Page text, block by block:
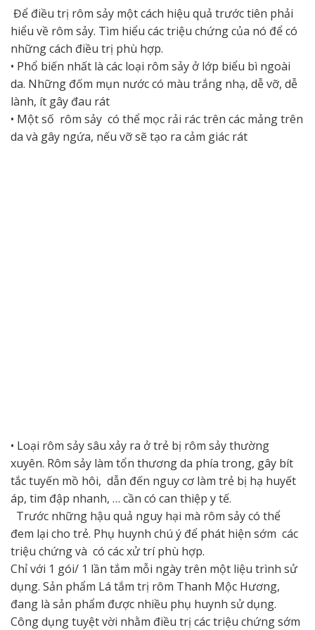
Để điều trị rôm sảy một cách hiệu quả trước tiên phải
hiểu về rôm sảy. Tìm hiểu các triệu chứng của nó để có
những cách điều trị phù hợp.
• Phổ biến nhất là các loại rôm sảy ở lớp biểu bì ngoài
da. Những đốm mụn nước có màu trắng nhạ, dễ vỡ, dễ
lành, ít gây đau rát
• Một số rôm sảy có thể mọc rải rác trên các mảng trên
da và gây ngứa, nếu vỡ sẽ tạo ra cảm giác rát
• Loại rôm sảy sâu xảy ra ở trẻ bị rôm sảy thường
xuyên. Rôm sảy làm tổn thương da phía trong, gây bít
tắc tuyến mồ hôi, dẫn đến nguy cơ làm trẻ bị hạ huyết
áp, tim đập nhanh, … cần có can thiệp y tế.
Trước những hậu quả nguy hại mà rôm sảy có thể
đem lại cho trẻ. Phụ huynh chú ý để phát hiện sớm các
triệu chứng và có các xử trí phù hợp.
Chỉ với 1 gói/ 1 lần tắm mỗi ngày trên một liệu trình sử
dụng. Sản phẩm Lá tắm trị rôm Thanh Mộc Hương,
đang là sản phẩm được nhiều phụ huynh sử dụng.
Công dụng tuyệt vời nhằm điều trị các triệu chứng sớm